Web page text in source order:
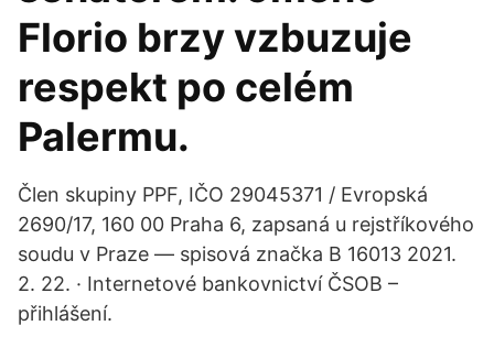
Florio brzy vzbuzuje
respekt po celém
Palermu.
Člen skupiny PPF, IČO 29045371 / Evropská
2690/17, 160 00 Praha 6, zapsaná u rejstříkového
soudu v Praze — spisová značka B 16013 2021.
2. 22. · Internetové bankovnictví ČSOB –
přihlášení.